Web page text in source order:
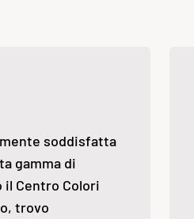
soddisfatta
gamma di
Centro Colori
trovo